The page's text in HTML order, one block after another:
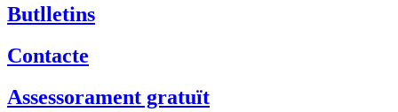
Butlletins
Contacte
Assessorament gratuït